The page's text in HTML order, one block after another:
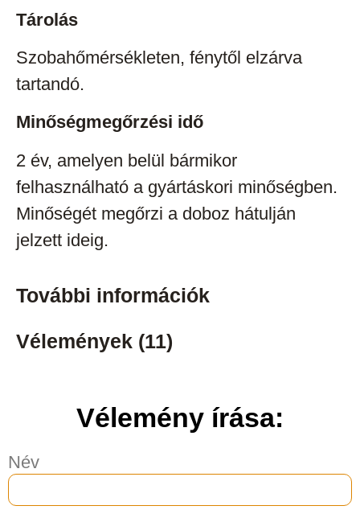
Tárolás
Szobahőmérsékleten, fénytől elzárva
tartandó.
Minőségmegőrzési idő
2 év, amelyen belül bármikor
felhasználható a gyártáskori minőségben.
Minőségét megőrzi a doboz hátulján
jelzett ideig.
További információk
Vélemények (11)
Vélemény írása:
Név